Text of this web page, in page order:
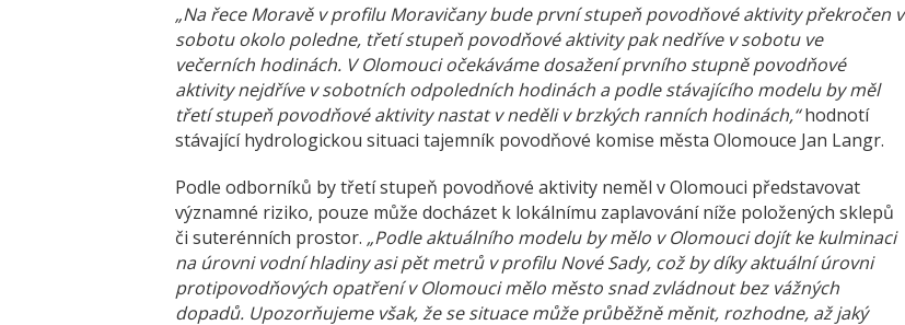
„Na řece Moravě v profilu Moravičany bude první stupeň povodňové aktivity překročen v
sobotu okolo poledne, třetí stupeň povodňové aktivity pak nedříve v sobotu ve
večerních hodinách. V Olomouci očekáváme dosažení prvního stupně povodňové
aktivity nejdříve v sobotních odpoledních hodinách a podle stávajícího modelu by měl
třetí stupeň povodňové aktivity nastat v neděli v brzkých ranních hodinách,“hodnotí
stávající hydrologickou situaci tajemník povodňové komise města Olomouce Jan Langr.
Podle odborníků by třetí stupeň povodňové aktivity neměl v Olomouci představovat
významné riziko, pouze může docházet k lokálnímu zaplavování níže položených sklepů
či suterénních prostor. „Podle aktuálního modelu by mělo v Olomouci dojít ke kulminaci
na úrovni vodní hladiny asi pět metrů v profilu Nové Sady, což by díky aktuální úrovni
protipovodňových opatření v Olomouci mělo město snad zvládnout bez vážných
dopadů. Upozorňujeme však, že se situace může průběžně měnit, rozhodne, až jaký